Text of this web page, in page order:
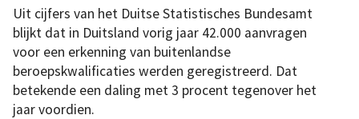
Uit cijfers van het Duitse Statistisches Bundesamt
blijkt dat in Duitsland vorig jaar 42.000 aanvragen
voor een erkenning van buitenlandse
beroepskwalificaties werden geregistreerd. Dat
betekende een daling met 3 procent tegenover het
jaar voordien.